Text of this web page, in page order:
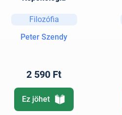
Filozófia
Peter Szendy
2 590 Ft
Ez jöhet